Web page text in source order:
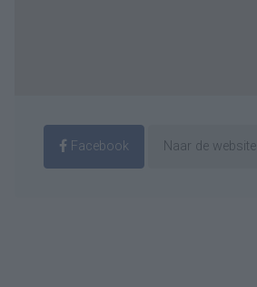
Facebook Naar de website